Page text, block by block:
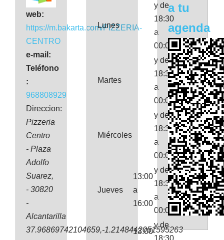
web:
https://m.bakarta.com/PIZZERIA-
CENTRO
e-mail:
Teléfono
:
968808929
Direccion:
Pizzeria
Centro
- Plaza
Adolfo
Suarez,
- 30820
-
Alcantarilla
37.96869742104659,-1.2148442051595263
Lunes
y de
18:30
a
00:00
Martes
y de
18:30
a
00:00
Miércoles
y de
18:30
a
00:00
Jueves
13:00
a
16:00
y de
18:30
a
00:00
13:00
y de
18:30
a tu
agenda